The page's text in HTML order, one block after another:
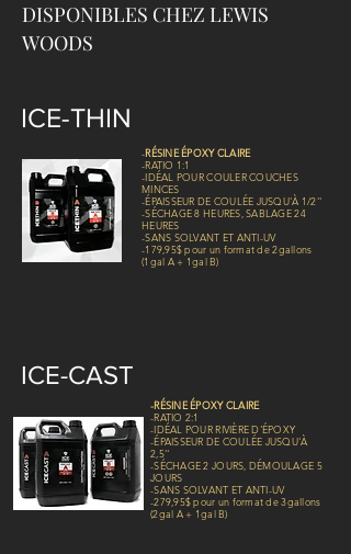
DISPONIBLES CHEZ LEWIS
WOODS
ICE-THIN
-RÉSINE ÉPOXY CLAIRE
-RATIO 1:1
-IDÉAL POUR COULER COUCHES
MINCES
-ÉPAISSEUR DE COULÉE JUSQU'À 1/2''
-SÉCHAGE 8 HEURES, SABLAGE 24
HEURES
-SANS SOLVANT ET ANTI-UV
-179,95$ pour un format de 2gallons
(1gal A + 1gal B)
ICE-CAST
-RÉSINE ÉPOXY CLAIRE
-RATIO 2:1
-IDÉAL POUR RIVIÈRE D'ÉPOXY
-ÉPAISSEUR DE COULÉE JUSQU'À
2,5''
-SÉCHAGE 2 JOURS, DÉMOULAGE 5
JOURS
-SANS SOLVANT ET ANTI-UV
-279,95$ pour un format de 3gallons
(2gal A + 1gal B)